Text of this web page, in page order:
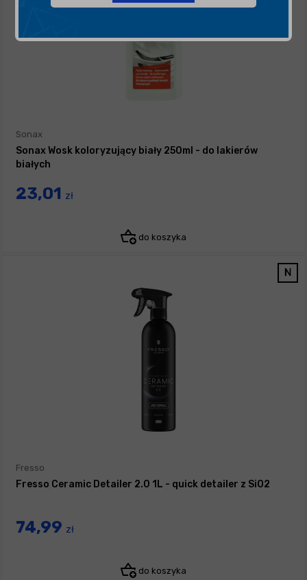
Sonax
Sonax Wosk koloryzujący biały 250ml - do lakierów
białych
23,01 zł
do koszyka
Fresso
Fresso Ceramic Detailer 2.0 1L - quick detailer z SiO2
74,99 zł
do koszyka